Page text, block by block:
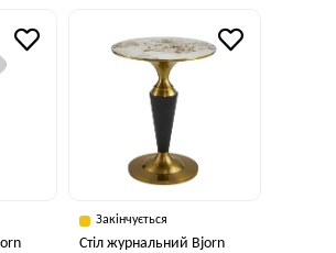
Закінчується
Стіл журнальний Bjorn